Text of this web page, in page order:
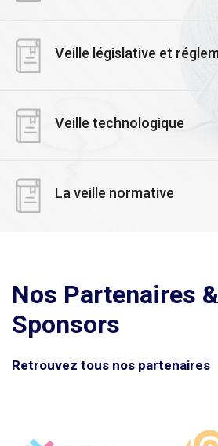
Veille législative et
Veille technologique
La veille normative
Nos Partenaires &
Sponsors
Retrouvez tous nos partenaires